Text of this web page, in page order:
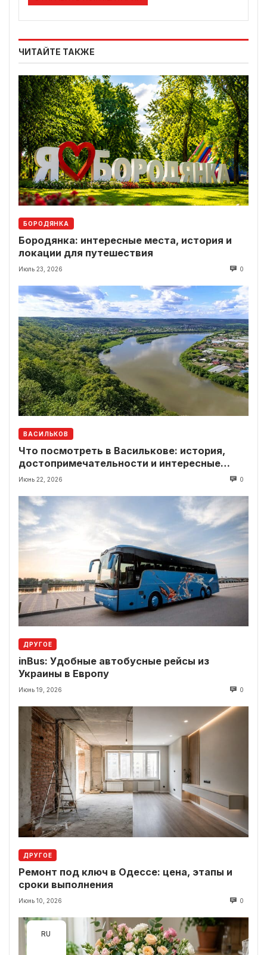
ЧИТАЙТЕ ТАКЖЕ
БОРОДЯНКА
Бородянка: интересные места, история и
локации для путешествия
Июль 23, 2026 0
ВАСИЛЬКОВ
Что посмотреть в Василькове: история,
достопримечательности и интересные
локации рядом
Июнь 22, 2026 0
ДРУГОЕ
inBus: Удобные автобусные рейсы из
Украины в Европу
Июнь 19, 2026 0
ДРУГОЕ
Ремонт под ключ в Одессе: цена, этапы и
сроки выполнения
Июнь 10, 2026 0
RU